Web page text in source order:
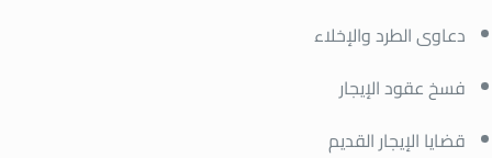
دعاوى الطرد والإخلاء
فسخ عقود الإيجار
قضايا الإيجار القديم